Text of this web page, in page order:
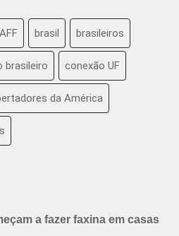
brasil brasileiros
brasileiro conexão UF
da América
a fazer faxina em casas